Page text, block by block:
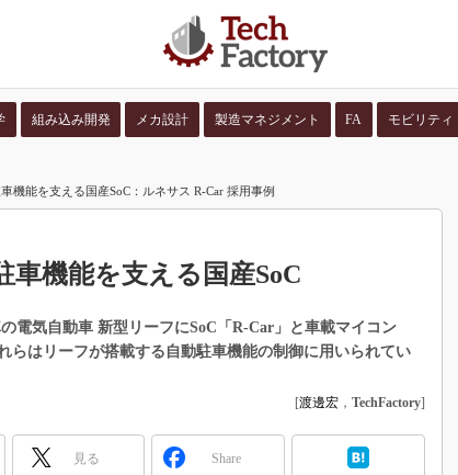
組み込み開発 メカ設計 製造マネジメント FA モビリティ
機能を支える国産SoC：ルネサス R-Car 採用事例
車機能を支える国産SoC
電気自動車 新型リーフにSoC「R-Car」と車載マイコン
らはリーフが搭載する自動駐車機能の制御に用いられてい
[渡邊宏 ， TechFactory]
見る Share